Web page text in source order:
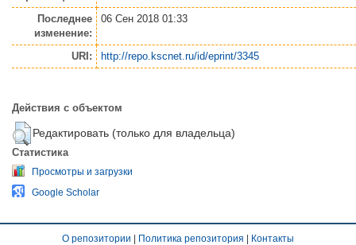
Последнее
изменение:
06 Сен 2018 01:33
URI: http://repo.kscnet.ru/id/eprint/3345
Действия с объектом
Редактировать (только для владельца)
Статистика
Просмотры и загрузки
Google Scholar
О репозитории | Политика репозитория | Контакты